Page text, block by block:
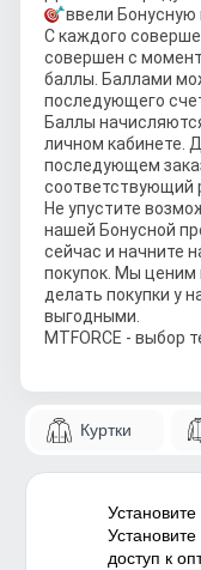
ввели
С каждого
совершен с
баллы. Баллами
последующего
Баллы
личном кабинете.
последующем
соответствующий
Не упустите
нашей Бонусной
сейчас и начните
покупок. Мы ценим
делать покупки у
выгодными.
MTFORCE - выбор
Куртки
доступ к